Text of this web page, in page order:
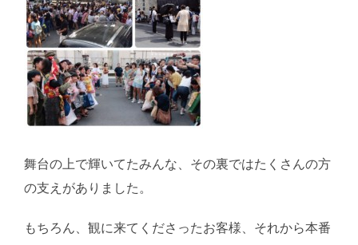
舞台の上で輝いてたみんな、その裏ではたくさんの方
の支えがありました。
もちろん、観に来てくださったお客様、それから本番